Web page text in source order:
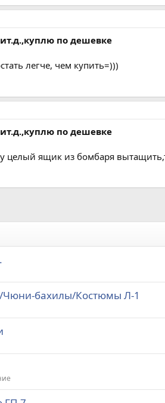
по дешевке
легче, чем купить=)))
по дешевке
целый ящик из бомбаря
Чюни-бахилы/Костюмы Л-1